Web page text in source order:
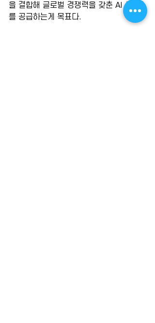
을 결합해 글로벌 경쟁력을 갖춘 AI 서비스
를 공급하는게 목표다.